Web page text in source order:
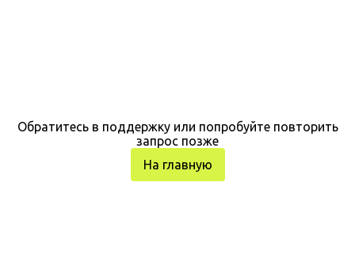
Обратитесь в поддержку или попробуйте повторить
запрос позже
На главную